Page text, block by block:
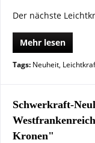
Der nächste
Mehr lesen
Tags: Neuheit,
Schwerkraft-
Kronen"